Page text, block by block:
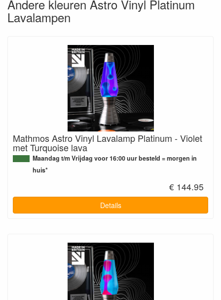
Andere kleuren Astro Vinyl Platinum
Lavalampen
Mathmos Astro Vinyl Lavalamp Platinum - Violet
met Turquoise lava
Maandag t/m Vrijdag voor 16:00 uur besteld = morgen in
huis*
€ 144.95
Details